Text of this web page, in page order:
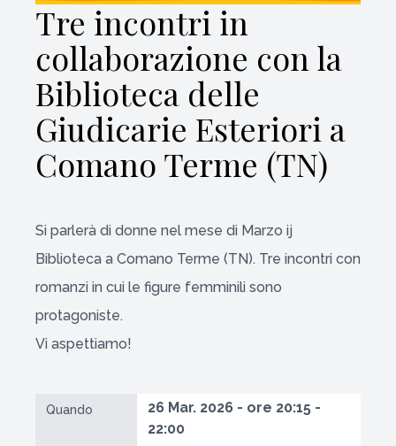
Tre incontri in
collaborazione con la
Biblioteca delle
Giudicarie Esteriori a
Comano Terme (TN)
Si parlerà di donne nel mese di Marzo ij
Biblioteca a Comano Terme (TN). Tre incontri con
romanzi in cui le figure femminili sono
protagoniste.
Vi aspettiamo!
Quando
26 Mar. 2026 - ore 20:15 -
22:00